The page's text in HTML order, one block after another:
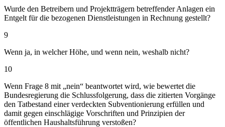
Wurde den Betreibern und Projektträgern betreffender Anlagen ein
Entgelt für die bezogenen Dienstleistungen in Rechnung gestellt?
9
Wenn ja, in welcher Höhe, und wenn nein, weshalb nicht?
10
Wenn Frage 8 mit „nein“ beantwortet wird, wie bewertet die
Bundesregierung die Schlussfolgerung, dass die zitierten Vorgänge
den Tatbestand einer verdeckten Subventionierung erfüllen und
damit gegen einschlägige Vorschriften und Prinzipien der
öffentlichen Haushaltsführung verstoßen?